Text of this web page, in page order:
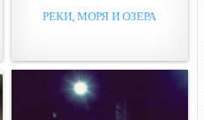
РЕКИ, МОРЯ И ОЗЕРА